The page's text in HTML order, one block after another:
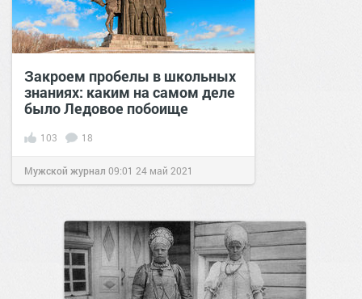
Закроем пробелы в школьных
знаниях: каким на самом деле
было Ледовое побоище
103 18
Мужской журнал 09:01 24 май 2021